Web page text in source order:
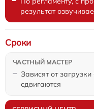
результат
Зависят от
сдвигаются
Сроки